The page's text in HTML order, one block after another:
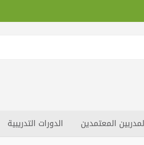
المعتمدين الدورات التدريبية